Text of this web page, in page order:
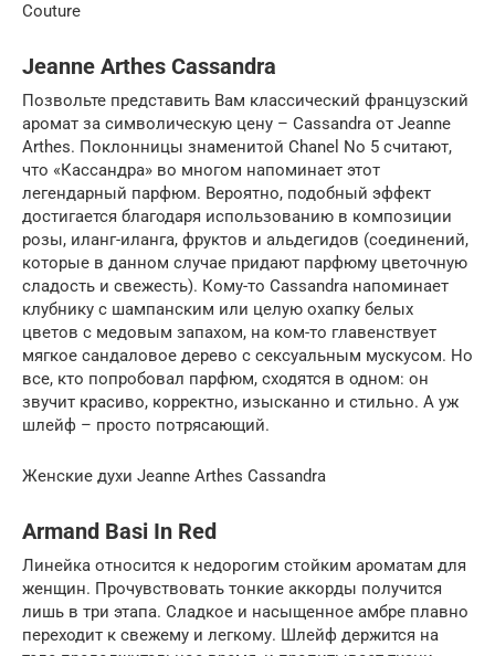
Couture
Jeanne Arthes Cassandra
Позвольте представить Вам классический французский
аромат за символическую цену – Cassandra от Jeanne
Arthes. Поклонницы знаменитой Chanel No 5 считают,
что «Кассандра» во многом напоминает этот
легендарный парфюм. Вероятно, подобный эффект
достигается благодаря использованию в композиции
розы, иланг-иланга, фруктов и альдегидов (соединений,
которые в данном случае придают парфюму цветочную
сладость и свежесть). Кому-то Cassandra напоминает
клубнику с шампанским или целую охапку белых
цветов с медовым запахом, на ком-то главенствует
мягкое сандаловое дерево с сексуальным мускусом. Но
все, кто попробовал парфюм, сходятся в одном: он
звучит красиво, корректно, изысканно и стильно. А уж
шлейф – просто потрясающий.
Женские духи Jeanne Arthes Cassandra
Armand Basi In Red
Линейка относится к недорогим стойким ароматам для
женщин. Прочувствовать тонкие аккорды получится
лишь в три этапа. Сладкое и насыщенное амбре плавно
переходит к свежему и легкому. Шлейф держится на